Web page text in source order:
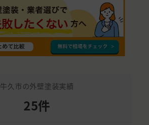
牛久市の外壁塗装実績
25件